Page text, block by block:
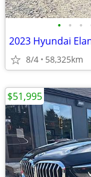
• • •
2023 Hyundai
8/4 58,325km
$51,995